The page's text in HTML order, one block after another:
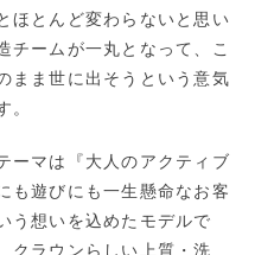
ほとんど変わらないと思い
チームが一丸となって、こ
まま世に出そうという意気
。
ーマは『大人のアクティブ
も遊びにも一生懸命なお客
う想いを込めたモデルで
クラウンらしい上質・洗